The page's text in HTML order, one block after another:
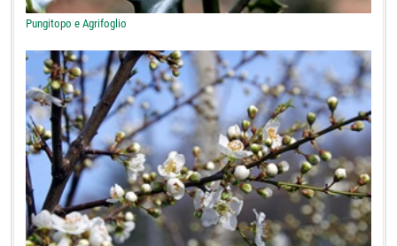
Pungitopo e Agrifoglio